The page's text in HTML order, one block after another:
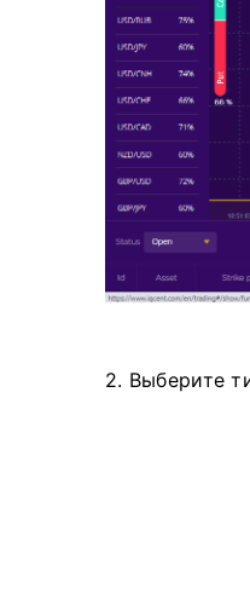
2. Выберите